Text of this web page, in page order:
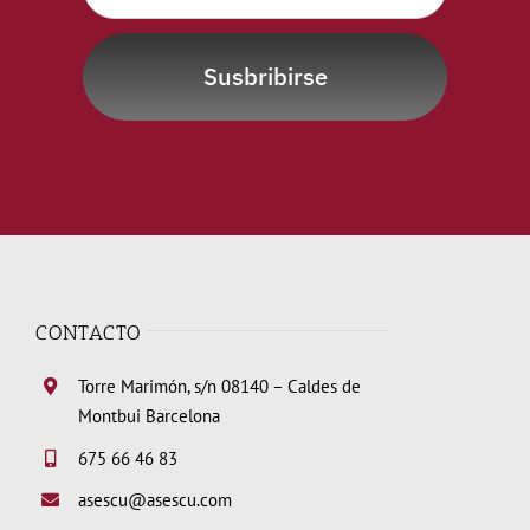
Susbribirse
CONTACTO
Torre Marimón, s/n 08140 – Caldes de
Montbui Barcelona
675 66 46 83
asescu@asescu.com